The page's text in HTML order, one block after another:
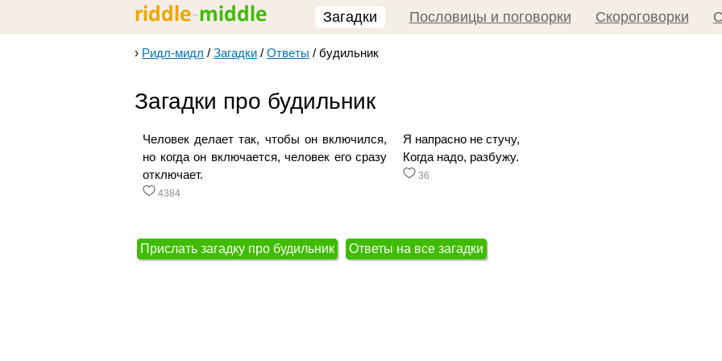
Загадки Пословицы и поговорки Скороговорки
› Ридл-мидл / Загадки / Ответы / будильник
Загадки про будильник
Человек делает так, чтобы он включился,
но когда он включается, человек его сразу
отключает.
4384
Я напрасно не стучу,
Когда надо, разбужу.
36
Прислать загадку про будильник Ответы на все загадки